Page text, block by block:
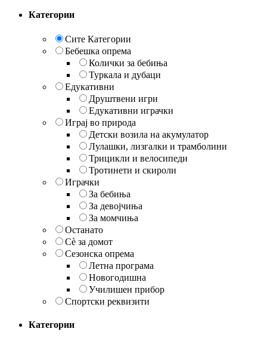
Категории
Сите Категории
Бебешка опрема
Колички за бебиња
Туркала и дубаци
Едукативни
Друштвени игри
Едукативни играчки
Играј во природа
Детски возила на акумулатор
Лулашки, лизгалки и трамболини
Трицикли и велосипеди
Тротинети и скироли
Играчки
За бебиња
За девојчиња
За момчиња
Останато
Сè за домот
Сезонска опрема
Летна програма
Новогодишна
Училишен прибор
Спортски реквизити
Категории